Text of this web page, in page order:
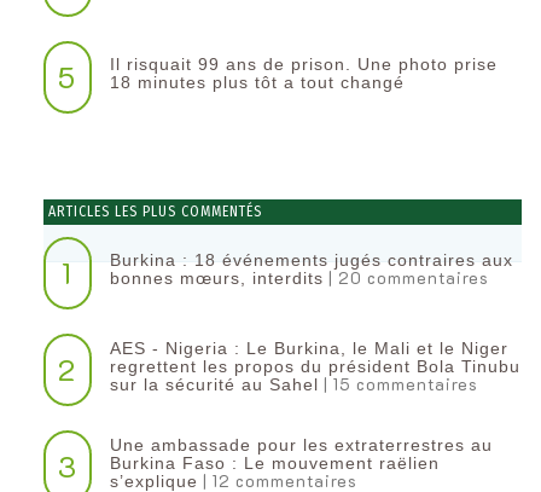
5
Il risquait 99 ans de prison. Une photo prise
18 minutes plus tôt a tout changé
ARTICLES LES PLUS COMMENTÉS
1
Burkina : 18 événements jugés contraires aux
bonnes mœurs, interdits | 20 commentaires
2
AES - Nigeria : Le Burkina, le Mali et le Niger
regrettent les propos du président Bola Tinubu
sur la sécurité au Sahel | 15 commentaires
3
Une ambassade pour les extraterrestres au
Burkina Faso : Le mouvement raëlien
s’explique | 12 commentaires